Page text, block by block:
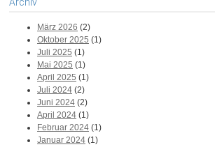
März 2026 (2)
Oktober 2025 (1)
Juli 2025 (1)
Mai 2025 (1)
April 2025 (1)
Juli 2024 (2)
Juni 2024 (2)
April 2024 (1)
Februar 2024 (1)
Januar 2024 (1)